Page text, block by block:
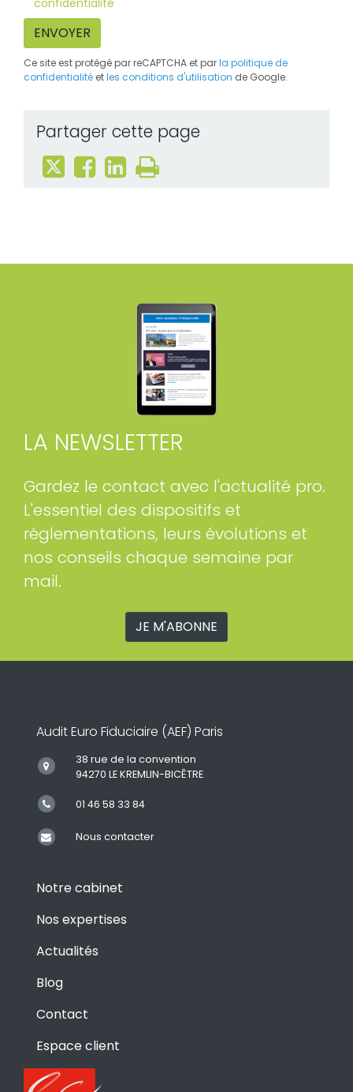
confidentialité
ENVOYER
Ce site est protégé par reCAPTCHA et parla politique de
confidentialité etles conditions d'utilisation de Google.
Partager cette page
LA NEWSLETTER
Gardez le contact avec l'actualité pro.
L'essentiel des dispositifs et
réglementations, leurs évolutions et
nos conseils chaque semaine par
mail.
JE M'ABONNE
Audit Euro Fiduciaire (AEF) Paris
38 rue de la convention
94270 LE KREMLIN-BICÊTRE
01 46 58 33 84
Nous contacter
Notre cabinet
Nos expertises
Actualités
Blog
Contact
Espace client